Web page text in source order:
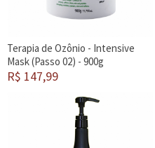
Terapia de Ozônio - Intensive
Mask (Passo 02) - 900g
R$ 147,99